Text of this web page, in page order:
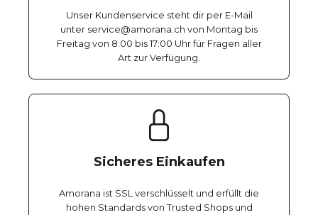
Unser Kundenservice steht dir per E-Mail
unter service@amorana.ch von Montag bis
Freitag von 8:00 bis 17:00 Uhr für Fragen aller
Art zur Verfügung.
Sicheres Einkaufen
Amorana ist SSL verschlüsselt und erfüllt die
hohen Standards von Trusted Shops und